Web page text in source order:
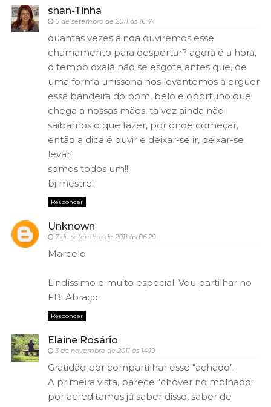
shan-Tinha
6 de setembro de 2011 às 16:47
quantas vezes ainda ouviremos esse
chamamento para despertar? agora é a hora,
o tempo oxalá não se esgote antes que, de
uma forma uníssona nos levantemos a erguer
essa bandeira do bom, belo e oportuno que
chega a nossas mãos, talvez ainda não
saibamos o que fazer, por onde começar,
então a dica é ouvir e deixar-se ir, deixar-se
levar!
somos todos um!!!
bj mestre!
Responder
Unknown
7 de setembro de 2011 às 06:29
Marcelo
Lindíssimo e muito especial. Vou partilhar no
FB. Abraço.
Responder
Elaine Rosário
3 de novembro de 2011 às 14:19
Gratidão por compartilhar esse "achado".
A primeira vista, parece "chover no molhado"
por acreditamos já saber disso, saber de